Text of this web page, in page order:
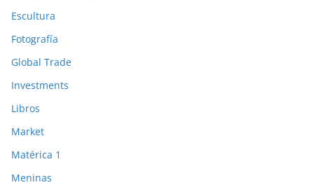
Escultura
Fotografía
Global Trade
Investments
Libros
Market
Matérica 1
Meninas